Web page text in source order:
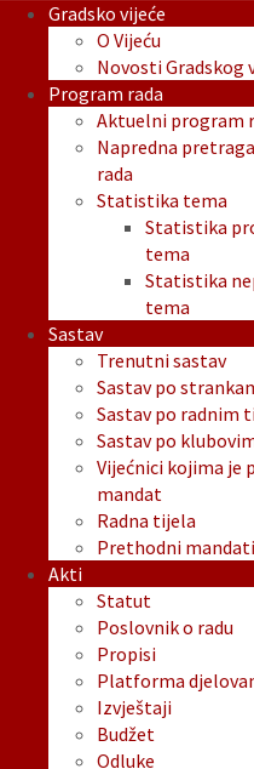
Gradsko vijeće
O Vijeću
Novosti Gradskog
Program rada
Aktuelni program
Napredna
rada
Statistika tema
Statistika
tema
Statistika
tema
Sastav
Trenutni sastav
Sastav po
Sastav po radnim
Sastav po
Vijećnici kojima je
mandat
Radna tijela
Prethodni mandati
Akti
Statut
Poslovnik o radu
Propisi
Platforma
Izvještaji
Budžet
Odluke